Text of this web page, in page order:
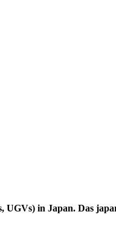
UGVs) in Japan. Das